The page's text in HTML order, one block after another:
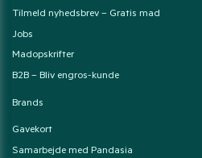
Tilmeld nyhedsbrev – Gratis mad
Jobs
Madopskrifter
B2B – Bliv engros-kunde
Brands
Gavekort
Samarbejde med Pandasia